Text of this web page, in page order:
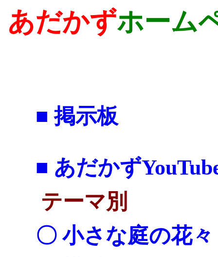
あだかずホーム
■ 掲示板
■ あだかず
テーマ別
〇 小さな庭の花々